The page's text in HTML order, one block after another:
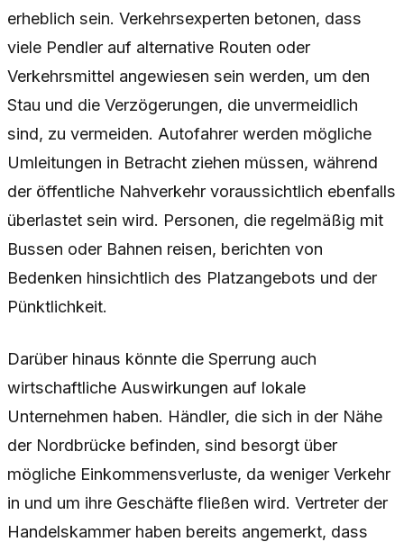
erheblich sein. Verkehrsexperten betonen, dass
viele Pendler auf alternative Routen oder
Verkehrsmittel angewiesen sein werden, um den
Stau und die Verzögerungen, die unvermeidlich
sind, zu vermeiden. Autofahrer werden mögliche
Umleitungen in Betracht ziehen müssen, während
der öffentliche Nahverkehr voraussichtlich ebenfalls
überlastet sein wird. Personen, die regelmäßig mit
Bussen oder Bahnen reisen, berichten von
Bedenken hinsichtlich des Platzangebots und der
Pünktlichkeit.
Darüber hinaus könnte die Sperrung auch
wirtschaftliche Auswirkungen auf lokale
Unternehmen haben. Händler, die sich in der Nähe
der Nordbrücke befinden, sind besorgt über
mögliche Einkommensverluste, da weniger Verkehr
in und um ihre Geschäfte fließen wird. Vertreter der
Handelskammer haben bereits angemerkt, dass